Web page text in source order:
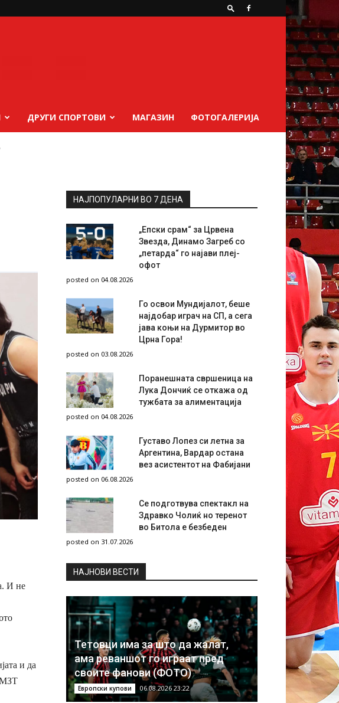
ДРУГИ СПОРТОВИ МАГАЗИН ФОТОГАЛЕРИЈА
И не
и да
МЗТ
НАЈПОПУЛАРНИ ВО 7 ДЕНА
„Епски срам“ за Црвена
Звезда, Динамо Загреб со
„петарда“ го најави плеј-
офот
posted on 04.08.2026
Го освои Мундијалот, беше
најдобар играч на СП, а сега
јава коњи на Дурмитор во
Црна Гора!
posted on 03.08.2026
Поранешната свршеница на
Лука Дончиќ се откажа од
тужбата за алиментација
posted on 04.08.2026
Густаво Лопез си летна за
Аргентина, Вардар остана
вез асистентот на Фабијани
posted on 06.08.2026
Се подготвува спектакл на
Здравко Чолиќ но теренот
во Битола е безбеден
posted on 31.07.2026
НAЈНОВИ ВЕСТИ
Тетовци има за што да жалат,
ама реваншот го играат пред
своите фанови (ФОТО)
Европски купови 06.08.2026 23:22